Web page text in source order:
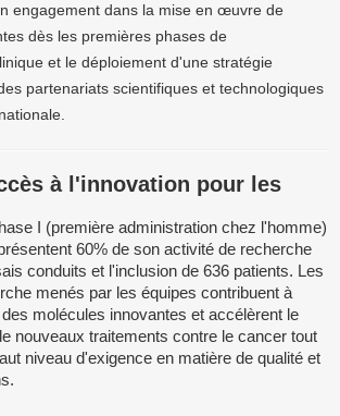
engagement dans la mise en œuvre de
dès les premières phases de
et le déploiement d'une stratégie
partenariats scientifiques et technologiques
à l'innovation pour les
I (première administration chez l'homme)
60% de son activité de recherche
conduits et l'inclusion de 636 patients. Les
menés par les équipes contribuent à
molécules innovantes et accélèrent le
nouveaux traitements contre le cancer tout
niveau d'exigence en matière de qualité et